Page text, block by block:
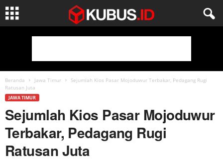
Beranda Jawa Timur
Sejumlah Kios Pasar Mojoduwur Terbakar, Pedagang Rugi
Ratusan Juta
JAWA TIMUR
Sejumlah Kios Pasar Mojoduwur
Terbakar, Pedagang Rugi
Ratusan Juta